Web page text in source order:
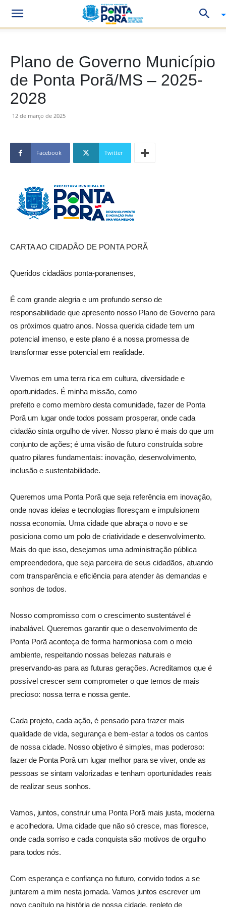
Plano de Governo Município
de Ponta Porã/MS – 2025-
2028
12 de março de 2025
Facebook Twitter
CARTA AO CIDADÃO DE PONTA PORÃ
Queridos cidadãos ponta-poranenses,
É com grande alegria e um profundo senso de
responsabilidade que apresento nosso Plano de Governo para
os próximos quatro anos. Nossa querida cidade tem um
potencial imenso, e este plano é a nossa promessa de
transformar esse potencial em realidade.
Vivemos em uma terra rica em cultura, diversidade e
oportunidades. É minha missão, como
prefeito e como membro desta comunidade, fazer de Ponta
Porã um lugar onde todos possam prosperar, onde cada
cidadão sinta orgulho de viver. Nosso plano é mais do que um
conjunto de ações; é uma visão de futuro construída sobre
quatro pilares fundamentais: inovação, desenvolvimento,
inclusão e sustentabilidade.
Queremos uma Ponta Porã que seja referência em inovação,
onde novas ideias e tecnologias floresçam e impulsionem
nossa economia. Uma cidade que abraça o novo e se
posiciona como um polo de criatividade e desenvolvimento.
Mais do que isso, desejamos uma administração pública
empreendedora, que seja parceira de seus cidadãos, atuando
com transparência e eficiência para atender às demandas e
sonhos de todos.
Nosso compromisso com o crescimento sustentável é
inabalável. Queremos garantir que o desenvolvimento de
Ponta Porã aconteça de forma harmoniosa com o meio
ambiente, respeitando nossas belezas naturais e
preservando-as para as futuras gerações. Acreditamos que é
possível crescer sem comprometer o que temos de mais
precioso: nossa terra e nossa gente.
Cada projeto, cada ação, é pensado para trazer mais
qualidade de vida, segurança e bem-estar a todos os cantos
de nossa cidade. Nosso objetivo é simples, mas poderoso:
fazer de Ponta Porã um lugar melhor para se viver, onde as
pessoas se sintam valorizadas e tenham oportunidades reais
de realizar seus sonhos.
Vamos, juntos, construir uma Ponta Porã mais justa, moderna
e acolhedora. Uma cidade que não só cresce, mas floresce,
onde cada sorriso e cada conquista são motivos de orgulho
para todos nós.
Com esperança e confiança no futuro, convido todos a se
juntarem a mim nesta jornada. Vamos juntos escrever um
novo capítulo na história de nossa cidade, repleto de